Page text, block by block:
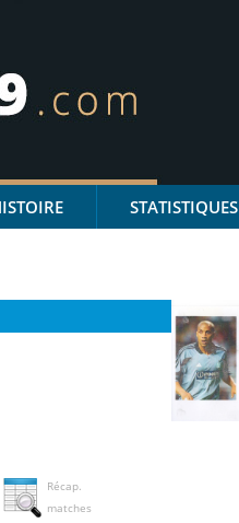
STATISTIQUES
Récap.
matches